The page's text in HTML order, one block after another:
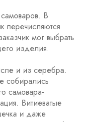
В
перечисляются
мог выбрать
изделия.
и из серебра.
собирались
самовара-
Витиеватые
и даже